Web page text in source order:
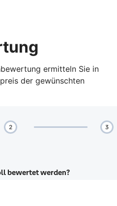
ermitteln Sie in
der gewünschten